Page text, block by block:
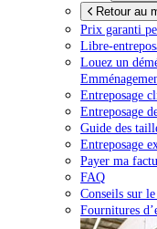
Retour au
Prix garanti
Libre-
Louez un
Entreposage
Entreposage
Guide des
Entreposage
Payer ma
FAQ
Conseils sur
Fournitures